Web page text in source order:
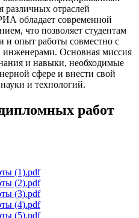
различных отраслей
обладает современной
что позволяет студентам
и опыт работы совместно с
Основная миссия
и навыки, необходимые
сфере и внести свой
и технологий.
работ
(1).pdf
(2).pdf
(3).pdf
(4).pdf
(5).pdf